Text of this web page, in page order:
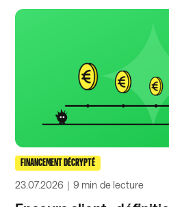
FINANCEMENT DÉCRYPTÉ
23.07.2026 ｜9 min de lecture